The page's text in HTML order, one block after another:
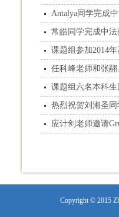
Antalya同学完成
常皓同学完成中
课题组参加2014
任科峰老师和张
课题组六名本科
热烈祝贺刘湘圣
应计剑老师邀请
Copyright © 2015